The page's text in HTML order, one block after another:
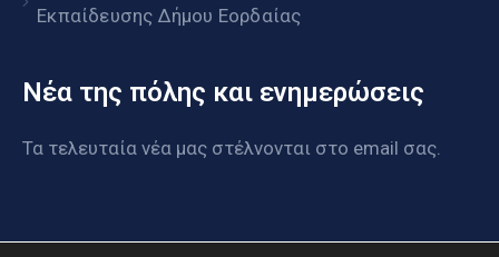
Εκπαίδευσης Δήμου Εορδαίας
Νέα της πόλης και ενημερώσεις
Τα τελευταία νέα μας στέλνονται στο email σας.